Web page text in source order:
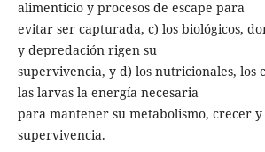
alimenticio y procesos de escape para
evitar ser capturada, c) los biológicos,
y depredación rigen su
supervivencia, y d) los nutricionales, los
las larvas la energía necesaria
para mantener su metabolismo, crecer
supervivencia.